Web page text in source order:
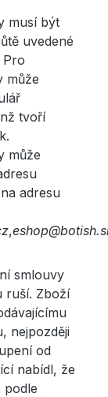
musí být
uvedené
Pro
může
tvoří
může
adresu
,
smlouvy
ruší. Zboží
nejpozději
od
nabídl, že
podle